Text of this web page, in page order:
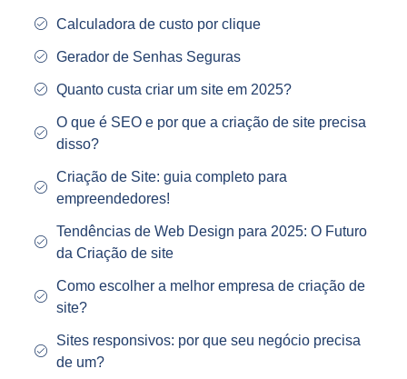
Calculadora de custo por clique
Gerador de Senhas Seguras
Quanto custa criar um site em 2025?
O que é SEO e por que a criação de site precisa
disso?
Criação de Site: guia completo para
empreendedores!
Tendências de Web Design para 2025: O Futuro
da Criação de site
Como escolher a melhor empresa de criação de
site?
Sites responsivos: por que seu negócio precisa
de um?